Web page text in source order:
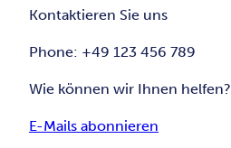
Kontaktieren Sie uns
Phone: +49 123 456 789
Wie können wir Ihnen helfen?
E-Mails abonnieren